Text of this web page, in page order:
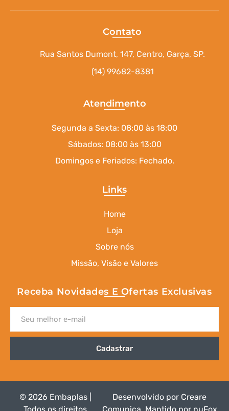
Contato
Rua Santos Dumont, 147, Centro, Garça, SP.
(14) 99682-8381
Atendimento
Segunda a Sexta: 08:00 às 18:00
Sábados: 08:00 às 13:00
Domingos e Feriados: Fechado.
Links
Home
Loja
Sobre nós
Missão, Visão e Valores
Receba Novidades E Ofertas Exclusivas
Cadastrar
© 2026 Embaplas |
Desenvolvido por Creare